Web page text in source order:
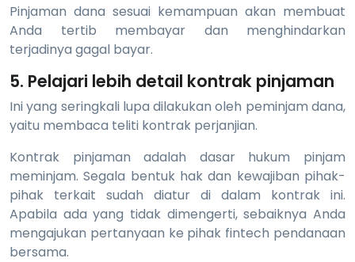
Pinjaman dana sesuai kemampuan akan membuat
Anda tertib membayar dan menghindarkan
terjadinya gagal bayar.
5. Pelajari lebih detail kontrak pinjaman
Ini yang seringkali lupa dilakukan oleh peminjam dana,
yaitu membaca teliti kontrak perjanjian.
Kontrak pinjaman adalah dasar hukum pinjam
meminjam. Segala bentuk hak dan kewajiban pihak-
pihak terkait sudah diatur di dalam kontrak ini.
Apabila ada yang tidak dimengerti, sebaiknya Anda
mengajukan pertanyaan ke pihak fintech pendanaan
bersama.